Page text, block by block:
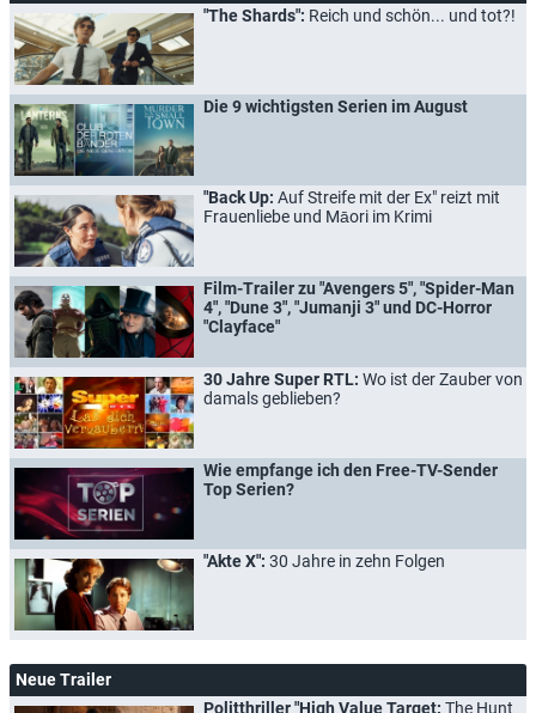
"The Shards": Reich und schön... und tot?!
Die 9 wichtigsten Serien im August
"Back Up: Auf Streife mit der Ex" reizt mit
Frauenliebe und Māori im Krimi
Film-Trailer zu "Avengers 5", "Spider-Man
4", "Dune 3", "Jumanji 3" und DC-Horror
"Clayface"
30 Jahre Super RTL: Wo ist der Zauber von
damals geblieben?
Wie empfange ich den Free-TV-Sender
Top Serien?
"Akte X": 30 Jahre in zehn Folgen
Neue Trailer
Politthriller "High Value Target: The Hunt